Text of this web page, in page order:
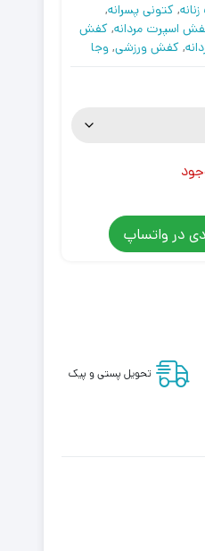
, کتونی پسرانه,
اسپرت مردانه, کفش
, کفش ورزشی, وجا
در واتساپ
تحویل پستی و پیک